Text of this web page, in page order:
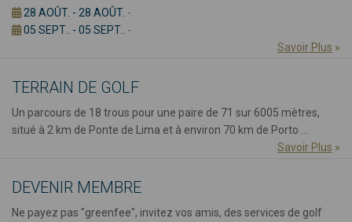
28 AOÛT. - 28 AOÛT. -
05 SEPT.. - 05 SEPT.. -
Savoir Plus »
TERRAIN DE GOLF
Un parcours de 18 trous pour une paire de 71 sur 6005 mètres,
situé à 2 km de Ponte de Lima et à environ 70 km de Porto ...
Savoir Plus »
DEVENIR MEMBRE
Ne payez pas "greenfee", invitez vos amis, des services de golf